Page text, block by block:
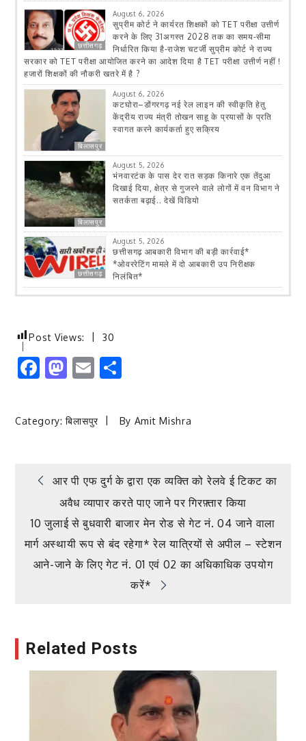
छत्तीसगढ़
August 6, 2026
सुप्रीम कोर्ट ने कार्यरत शिक्षकों को TET परीक्षा उत्तीर्ण
करने के लिए 31अगस्त 2028 तक का समय-सीमा
निर्धारित किया है-राजेश चटर्जी सुप्रीम कोर्ट ने राज्य
सरकार को TET परीक्षा आयोजित करने का आदेश दिया है TET परीक्षा उत्तीर्ण नहीं !
हजारों शिक्षकों की नौकरी खतरे में है ?
बिलासपुर
August 6, 2026
कटघोरा–डोंगरगढ़ नई रेल लाइन की स्वीकृति हेतु
केंद्रीय राज्य मंत्री तोखन साहू के प्रयासों के प्रति
स्वागत करने कार्यकर्ता हुए सक्रिय
बिलासपुर
August 5, 2026
भंनवारटंक के पास देर रात सड़क किनारे एक तेंदुआ
दिखाई दिया, क्षेत्र से गुजरने वाले लोगों में वन विभाग ने
सतर्कता बढ़ाई.. देखें विडियो
छत्तीसगढ़
August 5, 2026
छत्तीसगढ़ आबकारी विभाग की बड़ी कार्रवाई*
*ओवररेटिंग मामले में दो आबकारी उप निरीक्षक
निलंबित*
Post Views: 30
Facebook
Mastodon
Email
Category:बिलासपुर By Amit Mishra
Post
navigation
आर पी एफ दुर्ग के द्वारा एक व्यक्ति को रेलवे ई टिकट का
अवैध व्यापार करते पाए जाने पर गिरफ़्तार किया
10 जुलाई से बुधवारी बाजार मेन रोड से गेट नं. 04 जाने वाला
मार्ग अस्थायी रूप से बंद रहेगा* रेल यात्रियों से अपील – स्टेशन
आने-जाने के लिए गेट नं. 01 एवं 02 का अधिकाधिक उपयोग
करें*
Related Posts